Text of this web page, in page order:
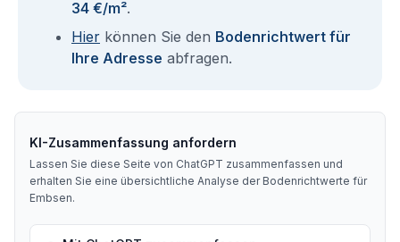
34 €/m².
Hier können Sie den Bodenrichtwert für
Ihre Adresse abfragen.
KI-Zusammenfassung anfordern
Lassen Sie diese Seite von ChatGPT zusammenfassen und
erhalten Sie eine übersichtliche Analyse der Bodenrichtwerte für
Embsen.